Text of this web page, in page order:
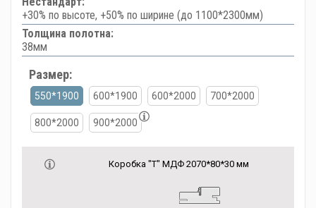
+30% по высоте, +50% по ширине (до 1100*2300мм)
Толщина полотна:
38мм
Размер:
550*1900 600*1900 600*2000 700*2000
800*2000 900*2000
Коробка "Т" МДФ 2070*80*30 мм